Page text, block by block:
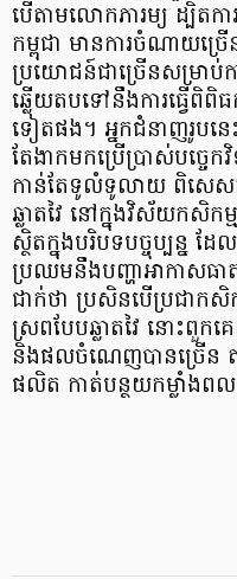
បើតាមលោកភារម្យ ដ្បិតកា
កម្ពុជា មានការចំណាយច្រើ
ប្រយោជន៍ជាច្រើនសម្រាប់
ឆ្លើយតបទៅនឹងការធ្វើពិពិ
ទៀតផង។ អ្នកជំនាញរូបន
តែងាកមកប្រើប្រាស់បច្ចេ
កាន់តែទូលំទូលាយ ពិសេសក
ឆ្លាតវៃ នៅក្នុងវិស័យកសិកម្
ស្ថិតក្នុងបរិបទបច្ចុប្បន្ន
ប្រឈមនឹងបញ្ហាអាកាសធ
ជាក់ថា ប្រសិនបើប្រជាកសិ
ស្រពបែបឆ្លាតវៃ នោះពួ
និងផលចំណេញបានច្រើន ត
ផលិត កាត់បន្ថយកម្លាំងព